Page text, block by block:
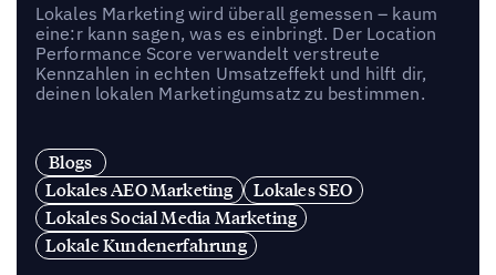
Lokales Marketing wird überall gemessen – kaum
eine:r kann sagen, was es einbringt. Der Location
Performance Score verwandelt verstreute
Kennzahlen in echten Umsatzeffekt und hilft dir,
deinen lokalen Marketingumsatz zu bestimmen.
Blogs
Lokales AEO Marketing
Lokales SEO
Lokales Social Media Marketing
Lokale Kundenerfahrung